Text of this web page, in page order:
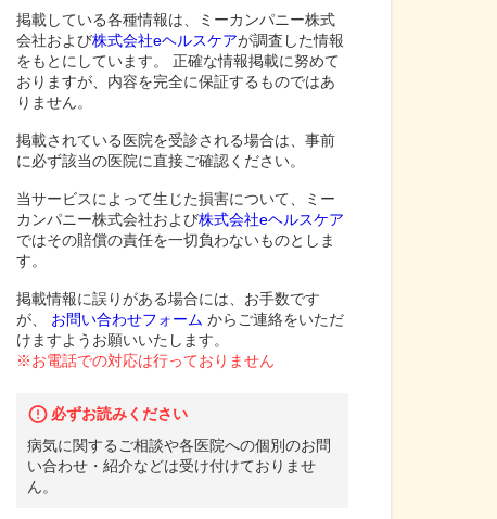
掲載している各種情報は、ミーカンパニー株式
会社および株式会社eヘルスケアが調査した情報
をもとにしています。 正確な情報掲載に努めて
おりますが、内容を完全に保証するものではあ
りません。
掲載されている医院を受診される場合は、事前
に必ず該当の医院に直接ご確認ください。
当サービスによって生じた損害について、ミー
カンパニー株式会社および株式会社eヘルスケア
ではその賠償の責任を一切負わないものとしま
す。
掲載情報に誤りがある場合には、お手数です
が、
お問い合わせフォーム からご連絡をいただ
けますようお願いいたします。
※お電話での対応は行っておりません
必ずお読みください
病気に関するご相談や各医院への個別のお問
い合わせ・紹介などは受け付けておりませ
ん。